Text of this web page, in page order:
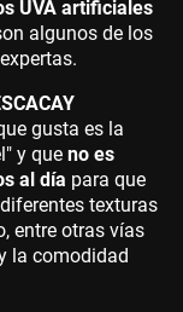
UVA artificiales
algunos de los
gusta es la
y que no es
al día para que
texturas
entre otras vías
la comodidad